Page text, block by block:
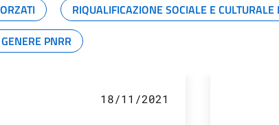
RIQUALIFICAZIONE SOCIALE E
PNRR
18/11/2021